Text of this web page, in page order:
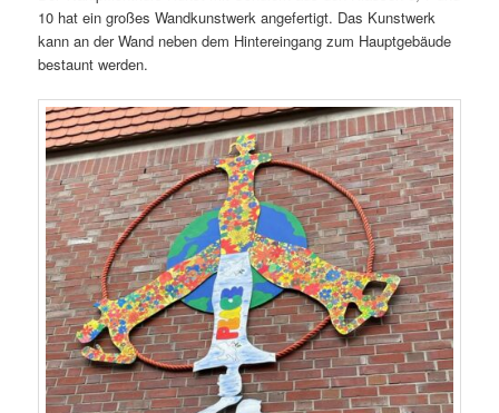
10 hat ein großes Wandkunstwerk angefertigt. Das Kunstwerk
kann an der Wand neben dem Hintereingang zum Hauptgebäude
bestaunt werden.